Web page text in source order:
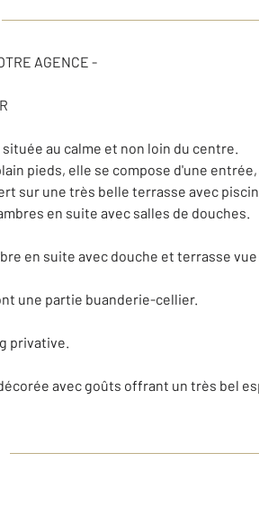
AGENCE -
au calme et non loin du centre.
pieds, elle se compose d'une
sur une très belle terrasse avec
en suite avec salles de douches.
en suite avec douche et terrasse vue
une partie buanderie-cellier.
privative.
avec goûts offrant un très bel